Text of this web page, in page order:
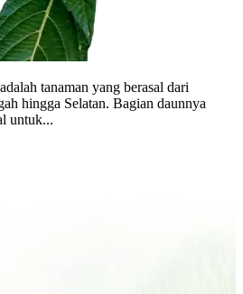
tanaman yang berasal dari
hingga Selatan. Bagian daunnya
untuk...